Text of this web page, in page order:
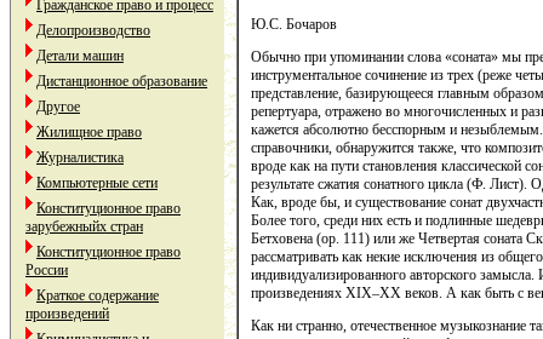
Гражданское право и процесс
Делопроизводство
Детали машин
Дистанционное образование
Другое
Жилищное право
Журналистика
Компьютерные сети
Конституционное право
зарубежныйх стран
Конституционное право
России
Краткое содержание
произведений
Ю.С. Бочаров
Обычно при упоминании слова «соната» мы
инструментальное сочинение из трех (реже
представление, базирующееся главным
репертуара, отражено во многочисленных и
кажется абсолютно бесспорным и
справочники, обнаружится также, что
вроде как на пути становления классической
результате сжатия сонатного цикла (Ф. Лист).
Как, вроде бы, и существование сонат
Более того, среди них есть и подлинные
Бетховена (ор. 111) или же Четвертая соната
рассматривать как некие исключения из
индивидуализированного авторского
произведениях XIX–XX веков. А как быть с
Как ни странно, отечественное музыкознание